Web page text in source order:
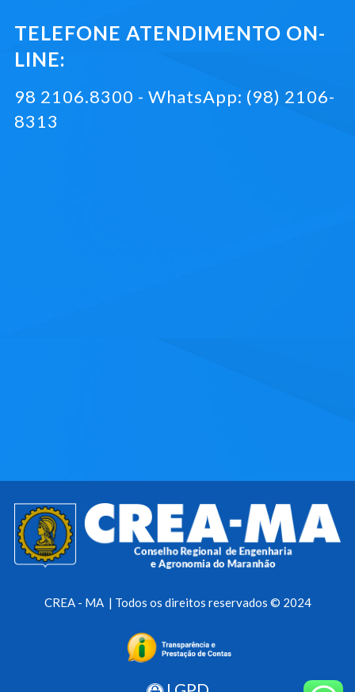
TELEFONE ATENDIMENTO ON-
LINE:
98 2106.8300 - WhatsApp: (98) 2106-
8313
CREA - MA | Todos os direitos reservados © 2024